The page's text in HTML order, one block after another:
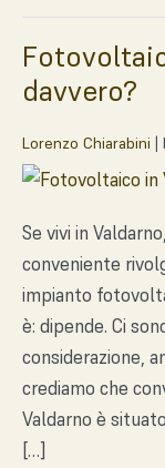
davvero?
Lorenzo Chiarabini |
Se vivi in
conveniente
impianto
è: dipende. Ci
considerazione,
crediamo che
Valdarno è
[…]